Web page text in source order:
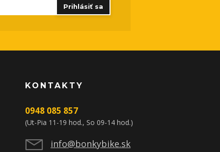
Prihlásiť sa
KONTAKTY
0948 085 857
(Ut-Pia 11-19 hod., So 09-14 hod.)
info@bonkybike.sk